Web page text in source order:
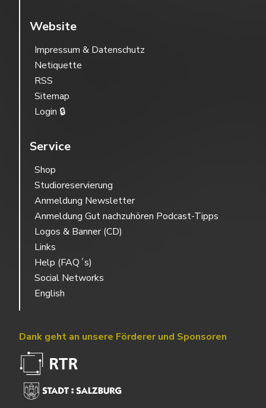
Website
Impressum & Datenschutz
Netiquette
RSS
Sitemap
Login 🔒
Service
Shop
Studioreservierung
Anmeldung Newsletter
Anmeldung Gut nachzuhören Podcast-Tipps
Logos & Banner (CD)
Links
Help (FAQ´s)
Social Networks
English
Dank geht an unsere Förderer und Sponsoren